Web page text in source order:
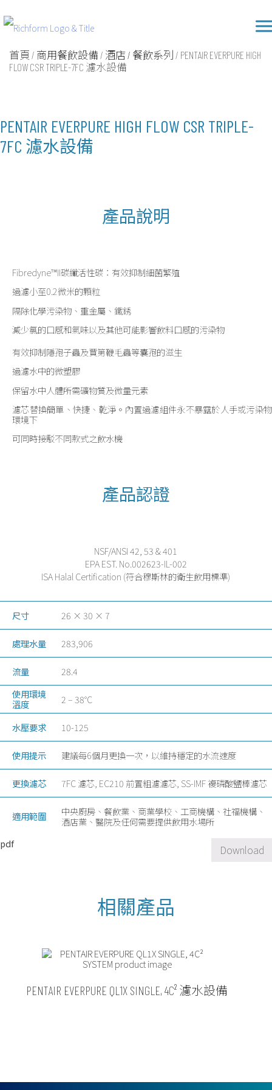
to
content
首頁 / 商用餐飲設備 / 酒店 / 餐飲系列 / PENTAIR EVERPURE HIGH
FLOW CSR TRIPLE-7FC 濾水設備
PENTAIR EVERPURE HIGH FLOW CSR TRIPLE-
7FC 濾水設備
產品說明
Fibredyne™II碳纖活性碳：有效抑制細菌繁殖
過濾小至0.2微米的顆粒
隔除化學污染物、重金屬、鐵銹
減少氯的口感和氣味以及其他可能影響飲料口感的污染物
有效抑制隱孢子蟲及賈第鞭毛蟲等囊孢的滋生
過濾水中的微塑膠
保留水中人體所需礦物質及微量元素
濾芯替換簡單、快捷、乾淨。內置過濾組件永不暴露於人手或污染物
環境下
可同時接駁不同款式之飲水機
產品認證
NSF/ANSI 42, 53 & 401
EPA EST. No.002623-IL-002
ISA Halal Certification (符合穆斯林的衛生飲用標準)
尺寸 26 × 30 × 7
處理水量 283,906
流量
28.4
使用環境
溫度
2 – 38°C
水壓要求 10-125
使用提示 建議每6個月更換一次，以維持穩定的水流速度
更換濾芯 7FC 濾芯, EC210 前置粗濾濾芯, SS-IMF 複磷酸鹽棒濾芯
適用範圍
中央廚房、餐飲業、商業學校、工商機構、社福機構、
酒店業、醫院及任何需要提供飲用水場所
pdf
Download
PENTAIR EVERPURE QL1X SINGLE, 4C² 濾水設備